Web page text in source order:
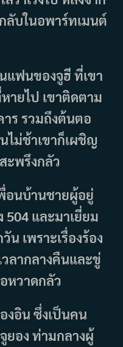
ลับในอพาร์ทเมนต์
ฟนของจูฮี ที่เขา
ายไป เขาติดตาม
ร รวมถึงต้นตอ
ไม่ช้าเขาก็เผชิญ
ะพรึงกลัว
อนบ้านชายผู้อยู่
504 และมาเยี่ยม
เพราะเรื่องร้อง
วลากลางคืนและขู่
หวาดกลัว
งอิน ซึ่งเป็นคน
ยอง ท่ามกลางผู้